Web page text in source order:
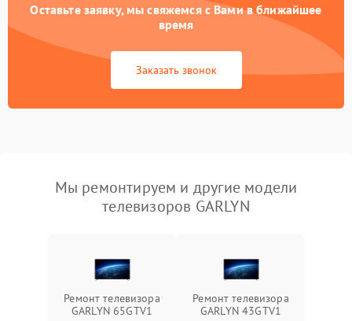
Оставьте заявку, мы свяжемся с Вами в ближайшее
время
Заказать звонок
Мы ремонтируем и другие модели
телевизоров GARLYN
Ремонт телевизора
GARLYN 65GTV1
Ремонт телевизора
GARLYN 43GTV1